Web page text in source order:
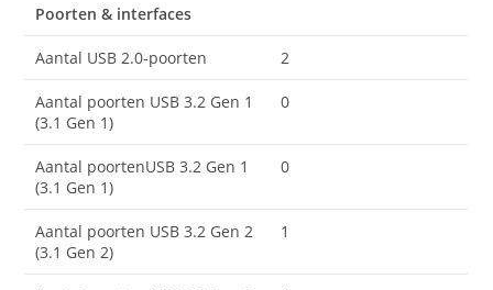
Poorten & interfaces
Aantal USB 2.0-poorten 2
Aantal poorten USB 3.2 Gen 1
(3.1 Gen 1)
0
Aantal poortenUSB 3.2 Gen 1
(3.1 Gen 1)
0
Aantal poorten USB 3.2 Gen 2
(3.1 Gen 2)
1